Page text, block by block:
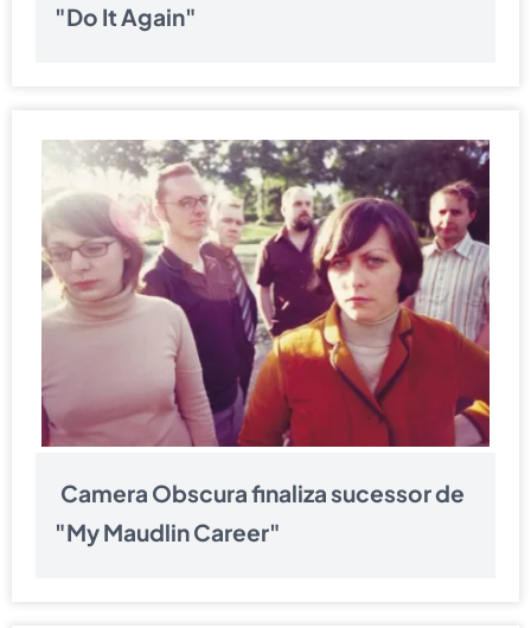
"Do It Again"
Camera Obscura finaliza sucessor de
"My Maudlin Career"